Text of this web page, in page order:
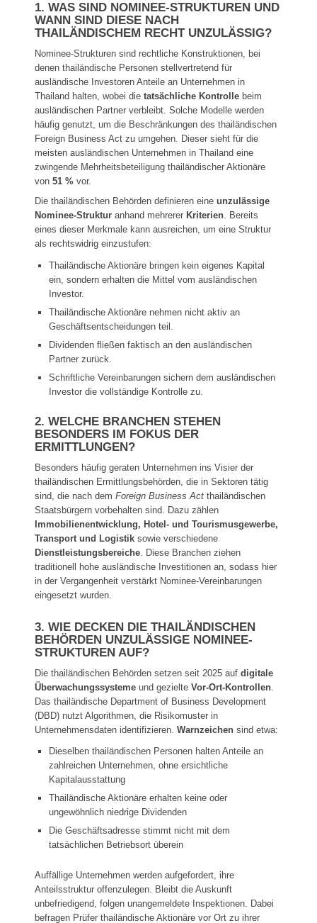
1. WAS SIND NOMINEE-STRUKTUREN UND
WANN SIND DIESE NACH
THAILÄNDISCHEM RECHT UNZULÄSSIG?
Nominee-Strukturen sind rechtliche Konstruktionen, bei
denen thailändische Personen stellvertretend für
ausländische Investoren Anteile an Unternehmen in
Thailand halten, wobei dietatsächliche Kontrolle beim
ausländischen Partner verbleibt. Solche Modelle werden
häufig genutzt, um die Beschränkungen des thailändischen
Foreign Business Act zu umgehen. Dieser sieht für die
meisten ausländischen Unternehmen in Thailand eine
zwingende Mehrheitsbeteiligung thailändischer Aktionäre
von 51 % vor.
Die thailändischen Behörden definieren eine unzulässige
Nominee-Struktur anhand mehrerer Kriterien. Bereits
eines dieser Merkmale kann ausreichen, um eine Struktur
als rechtswidrig einzustufen:
Thailändische Aktionäre bringen kein eigenes Kapital
ein, sondern erhalten die Mittel vom ausländischen
Investor.
Thailändische Aktionäre nehmen nicht aktiv an
Geschäftsentscheidungen teil.
Dividenden fließen faktisch an den ausländischen
Partner zurück.
Schriftliche Vereinbarungen sichern dem ausländischen
Investor die vollständige Kontrolle zu.
2. WELCHE BRANCHEN STEHEN
BESONDERS IM FOKUS DER
ERMITTLUNGEN?
Besonders häufig geraten Unternehmen ins Visier der
thailändischen Ermittlungsbehörden, die in Sektoren tätig
sind, die nach demForeign Business Act thailändischen
Staatsbürgern vorbehalten sind. Dazu zählen
Immobilienentwicklung, Hotel- und Tourismusgewerbe,
Transport und Logistik sowie verschiedene
Dienstleistungsbereiche. Diese Branchen ziehen
traditionell hohe ausländische Investitionen an, sodass hier
in der Vergangenheit verstärkt Nominee-Vereinbarungen
eingesetzt wurden.
3. WIE DECKEN DIE THAILÄNDISCHEN
BEHÖRDEN UNZULÄSSIGE NOMINEE-
STRUKTUREN AUF?
Die thailändischen Behörden setzen seit 2025 aufdigitale
Überwachungssysteme und gezielteVor-Ort-Kontrollen
Das thailändische Department of Business Development
(DBD) nutzt Algorithmen, die Risikomuster in
Unternehmensdaten identifizieren.Warnzeichen sind etwa:
Dieselben thailändischen Personen halten Anteile an
zahlreichen Unternehmen, ohne ersichtliche
Kapitalausstattung
Thailändische Aktionäre erhalten keine oder
ungewöhnlich niedrige Dividenden
Die Geschäftsadresse stimmt nicht mit dem
tatsächlichen Betriebsort überein
Auffällige Unternehmen werden aufgefordert, ihre
Anteilsstruktur offenzulegen. Bleibt die Auskunft
unbefriedigend, folgen unangemeldete Inspektionen. Dabei
befragen Prüfer thailändische Aktionäre vor Ort zu ihrer